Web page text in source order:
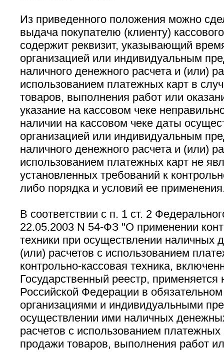
Из приведенного положения можно
выдача покупателю (клиенту)
содержит реквизит, указывающий
организацией или индивидуальным
наличного денежного расчета и (или)
использованием платежных карт в
товаров, выполнения работ или
указание на кассовом чеке
наличии на кассовом чеке даты
организацией или индивидуальным
наличного денежного расчета и (или)
использованием платежных карт не
установленных требований к
либо порядка и условий ее
В соответствии с п. 1 ст. 2
22.05.2003 N 54-ФЗ ''О применении
техники при осуществлении наличных
(или) расчетов с использованием
контрольно-кассовая техника,
Государственный реестр, применяется
Российской Федерации в
организациями и индивидуальными
осуществлении ими наличных
расчетов с использованием платежных
продажи товаров, выполнения работ